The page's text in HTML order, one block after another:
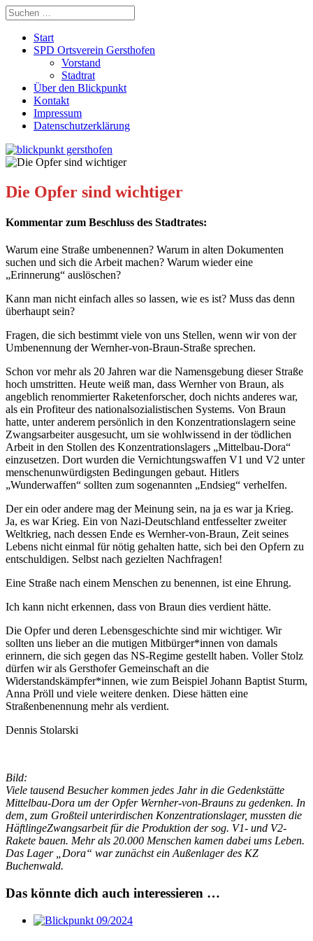
Start
SPD Ortsverein Gersthofen
Vorstand
Stadtrat
Über den Blickpunkt
Kontakt
Impressum
Datenschutzerklärung
Die Opfer sind wichtiger
Kommentar zum Beschluss des Stadtrates:
Warum eine Straße umbenennen? Warum in alten Dokumenten
suchen und sich die Arbeit machen? Warum wieder eine
„Erinnerung“ auslöschen?
Kann man nicht einfach alles so lassen, wie es ist? Muss das denn
überhaupt sein?
Fragen, die sich bestimmt viele von uns Stellen, wenn wir von der
Umbenennung der Wernher-von-Braun-Straße sprechen.
Schon vor mehr als 20 Jahren war die Namensgebung dieser Straße
hoch umstritten. Heute weiß man, dass Wernher von Braun, als
angeblich renommierter Raketenforscher, doch nichts anderes war,
als ein Profiteur des nationalsozialistischen Systems. Von Braun
hatte, unter anderem persönlich in den Konzentrationslagern seine
Zwangsarbeiter ausgesucht, um sie wohlwissend in der tödlichen
Arbeit in den Stollen des Konzentrationslagers „Mittelbau-Dora“
einzusetzen. Dort wurden die Vernichtungswaffen V1 und V2 unter
menschenunwürdigsten Bedingungen gebaut. Hitlers
„Wunderwaffen“ sollten zum sogenannten „Endsieg“ verhelfen.
Der ein oder andere mag der Meinung sein, na ja es war ja Krieg.
Ja, es war Krieg. Ein von Nazi-Deutschland entfesselter zweiter
Weltkrieg, nach dessen Ende es Wernher-von-Braun, Zeit seines
Lebens nicht einmal für nötig gehalten hatte, sich bei den Opfern zu
entschuldigen. Selbst nach gezielten Nachfragen!
Eine Straße nach einem Menschen zu benennen, ist eine Ehrung.
Ich kann nicht erkennen, dass von Braun dies verdient hätte.
Die Opfer und deren Lebensgeschichte sind mir wichtiger. Wir
sollten uns lieber an die mutigen Mitbürger*innen von damals
erinnern, die sich gegen das NS-Regime gestellt haben. Voller Stolz
dürfen wir als Gersthofer Gemeinschaft an die
Widerstandskämpfer*innen, wie zum Beispiel Johann Baptist Sturm,
Anna Pröll und viele weitere denken. Diese hätten eine
Straßenbenennung mehr als verdient.
Dennis Stolarski
Bild:
Viele tausend Besucher kommen jedes Jahr in die Gedenkstätte
Mittelbau-Dora um der Opfer Wernher-von-Brauns zu gedenken. In
dem, zum Großteil unterirdischen Konzentrationslager, mussten die
HäftlingeZwangsarbeit für die Produktion der sog. V1- und V2-
Rakete bauen. Mehr als 20.000 Menschen kamen dabei ums Leben.
Das Lager „Dora“ war zunächst ein Außenlager des KZ
Buchenwald.
Das könnte dich auch interessieren …